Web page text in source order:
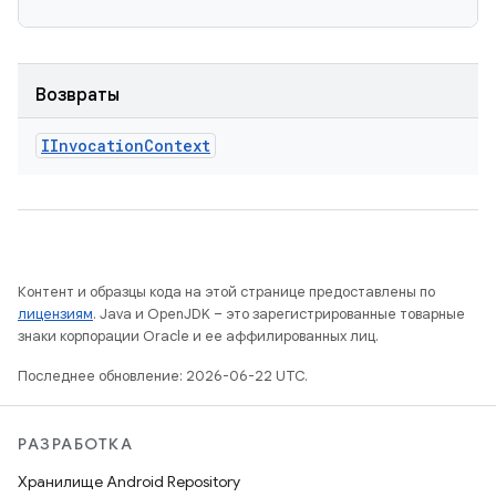
Возвраты
IInvocationContext
Контент и образцы кода на этой странице предоставлены по
лицензиям. Java и OpenJDK – это зарегистрированные товарные
знаки корпорации Oracle и ее аффилированных лиц.
Последнее обновление: 2026-06-22 UTC.
РАЗРАБОТКА
Хранилище Android Repository